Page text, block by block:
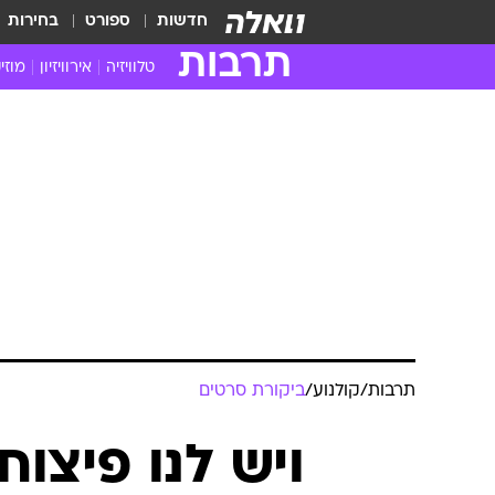
חדשות ספורט בחירות
תרבות טלוויזיה אירוויזיון
תרבות/קולנוע/ביקורת סרטים
ויש לנו